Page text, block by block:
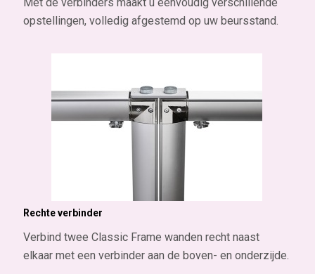
opstellingen, volledig afgestemd op uw beursstand.
Rechte verbinder
Verbind twee Classic Frame wanden recht naast
elkaar met een verbinder aan de boven- en onderzijde.